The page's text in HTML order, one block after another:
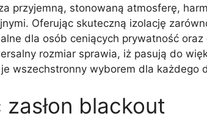
przyjemną, stonowaną atmosferę,
Oferując skuteczną izolację
dla osób ceniących prywatność oraz
rozmiar sprawia, iż pasują do
wszechstronny wyborem dla każdego
blackout